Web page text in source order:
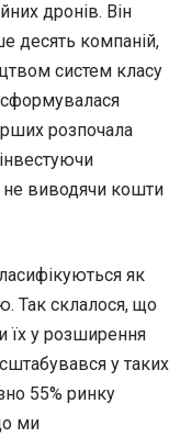
дронів. Він
десять компаній,
систем класу
розпочала
не виводячи кошти
як
Так склалося, що
їх у розширення
у таких
55% ринку
ми